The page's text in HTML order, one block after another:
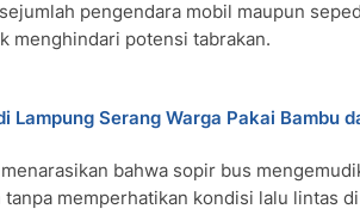
pengendara mobil maupun
menghindari potensi tabrakan.
Lampung Serang Warga Pakai Bambu
bahwa sopir bus
tanpa memperhatikan kondisi lalu lintas